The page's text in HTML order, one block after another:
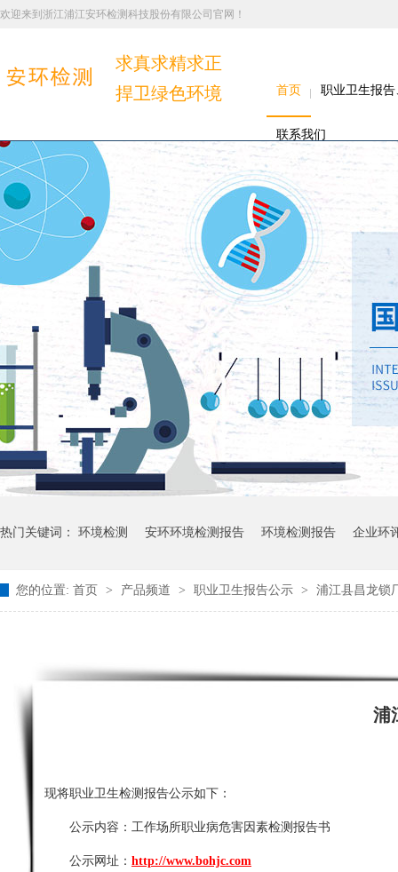
欢迎来到浙江浦江安环检测科技股份有限公司官网！
求真求精求正
捍卫绿色环境
首页 职业卫生报
联系我们
热门关键词： 环境检测 安环环境检测报告 环境检测报告 企业环
您的位置: 首页 > 产品频道 > 职业卫生报告公示 > 浦江县昌龙锁
浦
现将职业卫生检测报告公示如下：
公示内容： 工作场所职业病危害因素检测报告书
公示网址： http://www.bohjc.com